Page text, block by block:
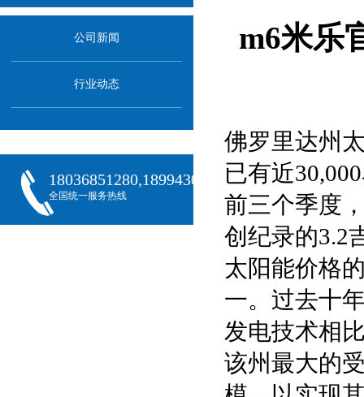
公司新闻
行业动态
18036851280,18994301288,18068407382
全国统一服务热线
m6米乐
佛罗里达州
已有近
前三个季度
创纪录的3.2
太阳能价格
一。过去十
发电技术相
该州最大的